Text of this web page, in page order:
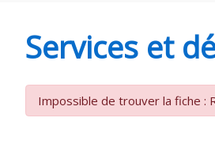
Services et
Impossible de trouver la fiche :